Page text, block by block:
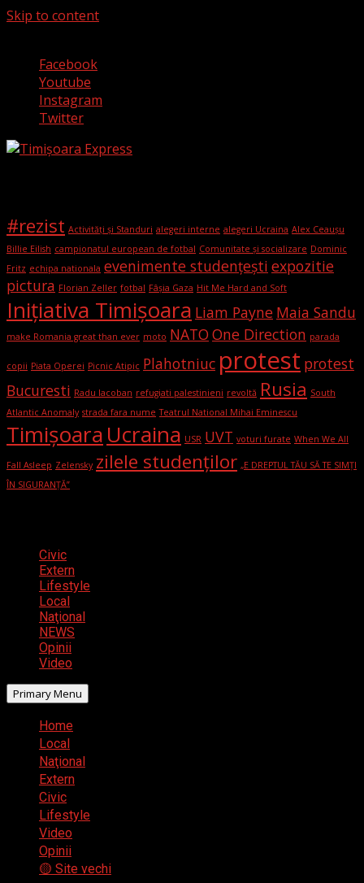
Skip to content
Facebook
Youtube
Instagram
Twitter
#rezist Activități și Standuri alegeri interne alegeri Ucraina Alex Ceaușu
Billie Eilish campionatul european de fotbal Comunitate și socializare Dominic
Fritz echipa nationala evenimente studențești expozitie
pictura Florian Zeller fotbal Fâșia Gaza Hit Me Hard and Soft
Iniţiativa Timişoara Liam Payne Maia Sandu
make Romania great than ever moto NATOOne Direction parada
copii Piata Operei Picnic Atipic Plahotniuc protest protest
Bucuresti Radu Iacoban refugiati palestinieni revoltă Rusia South
Atlantic Anomaly strada fara nume Teatrul National Mihai Eminescu
TimișoaraUcraina USR UVT voturi furate When We All
Fall Asleep Zelensky zilele studenților „E DREPTUL TĂU SĂ TE SIMȚI
ÎN SIGURANȚĂ”
Civic
Extern
Lifestyle
Local
Naţional
NEWS
Opinii
Video
Primary Menu
Home
Local
Naţional
Extern
Civic
Lifestyle
Video
Opinii
🟡 Site vechi